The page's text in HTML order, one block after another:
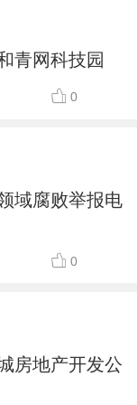
青网科技园
0
域腐败举报电
0
房地产开发公